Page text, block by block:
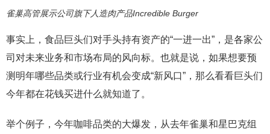
雀巢高管展示公司旗下人造肉产品Incredible Burger
事实上，食品巨头们对手头持有资产的“一进一出”，是各家公
司对未来业务和市场布局的风向标。也就是说，如果想要预
测明年哪些品类或行业有机会变成“新风口”，那么看看巨头们
今年都在花钱买进什么就知道了。
举个例子，今年咖啡品类的大爆发，从去年雀巢和星巴克组